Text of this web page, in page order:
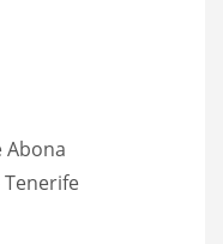
Abona
Tenerife